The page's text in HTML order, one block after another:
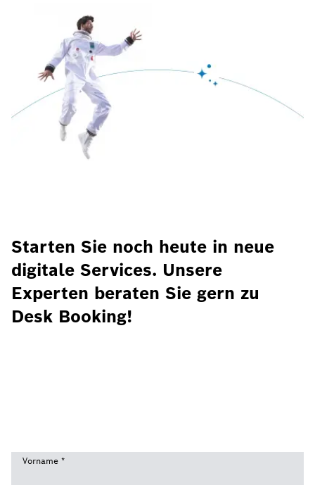
Starten Sie noch heute in neue
digitale Services. Unsere
Experten beraten Sie gern zu
Desk Booking!
Vorname *